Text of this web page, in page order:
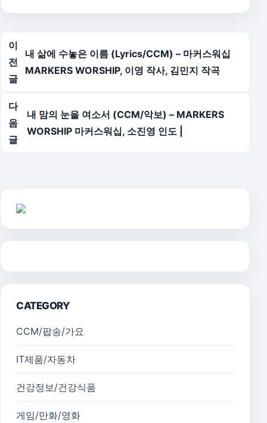
글 탐색
이
전
글
내 삶에 수놓은 이름 (Lyrics/CCM) – 마커스워십
MARKERS WORSHIP, 이영 작사, 김민지 작곡
다
음
글
내 맘의 눈을 여소서 (CCM/악보) – MARKERS
WORSHIP 마커스워십, 소진영 인도 |
CATEGORY
CCM/팝송/가요
IT제품/자동차
건강정보/건강식품
게임/만화/영화